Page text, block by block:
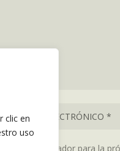
clic en
uso
este navegador para la